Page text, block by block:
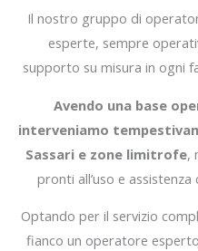
Il nostro gruppo di
esperte, sempre
supporto su misura in ogni
Avendo una base
interveniamo
Sassari e zone limitrofe,
pronti all’uso e
Optando per il servizio
fianco un operatore